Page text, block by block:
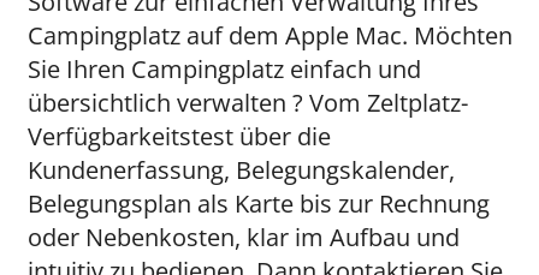
Campingplatz auf dem Apple Mac. Möchten
Sie Ihren Campingplatz einfach und
übersichtlich verwalten ? Vom Zeltplatz-
Verfügbarkeitstest über die
Kundenerfassung, Belegungskalender,
Belegungsplan als Karte bis zur Rechnung
oder Nebenkosten, klar im Aufbau und